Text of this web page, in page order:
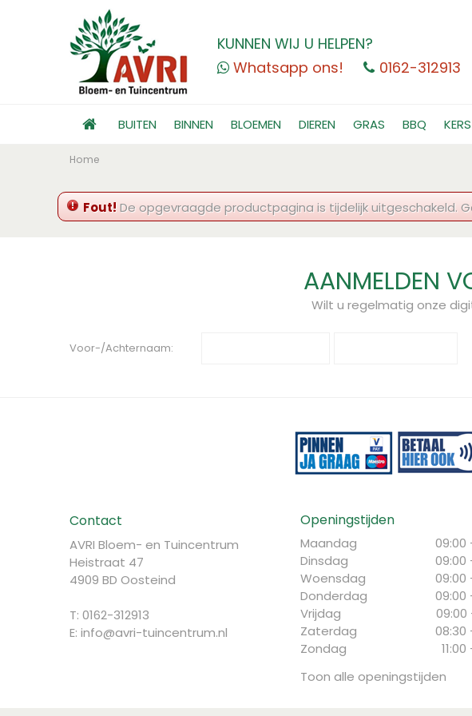
Home
KUNNEN WIJ U HELPEN?
Whatsapp ons!
0162-312913
BUITEN BINNEN BLOEMEN DIEREN GRAS BBQ
Fout!De opgevraagde productpagina is tijdelijk uitgeschakeld.
AANMELDEN
Wilt u regelmatig onze
Voor-/Achternaam:
Contact
AVRI Bloem- en Tuincentrum
Heistraat 47
4909 BD Oosteind
T: 0162-312913
E: info@avri-tuincentrum.nl
Openingstijden
Maandag
09:00
Dinsdag
09:00
Woensdag
09:00
Donderdag
09:00
Vrijdag
09:00
Zaterdag
08:30
Zondag
Toon alle openingstijden